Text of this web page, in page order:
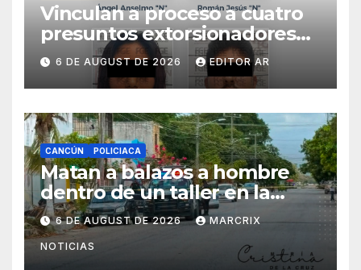
Vinculan a proceso a cuatro
presuntos extorsionadores
en Playa del Carmen
6 DE AUGUST DE 2026 EDITOR AR
CANCÚN POLICIACA
Matan a balazos a hombre
dentro de un taller en la
Supermanzana 222 de
Cancún
6 DE AUGUST DE 2026 MARCRIX
NOTICIAS